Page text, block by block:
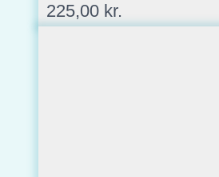
225,00 kr.